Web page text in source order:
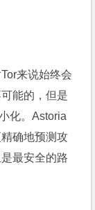
来说始终会
能的，但是
化。Astoria
确地预测攻
最安全的路